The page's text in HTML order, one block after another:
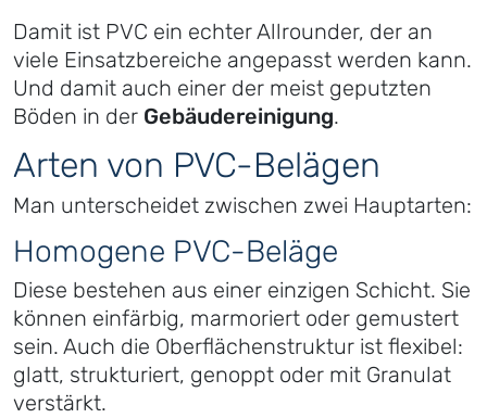
Damit ist PVC ein echter Allrounder, der an
viele Einsatzbereiche angepasst werden kann.
Und damit auch einer der meist geputzten
Böden in der Gebäudereinigung.
Arten von PVC-Belägen
Man unterscheidet zwischen zwei Hauptarten:
Homogene PVC-Beläge
Diese bestehen aus einer einzigen Schicht. Sie
können einfärbig, marmoriert oder gemustert
sein. Auch die Oberflächenstruktur ist flexibel:
glatt, strukturiert, genoppt oder mit Granulat
verstärkt.